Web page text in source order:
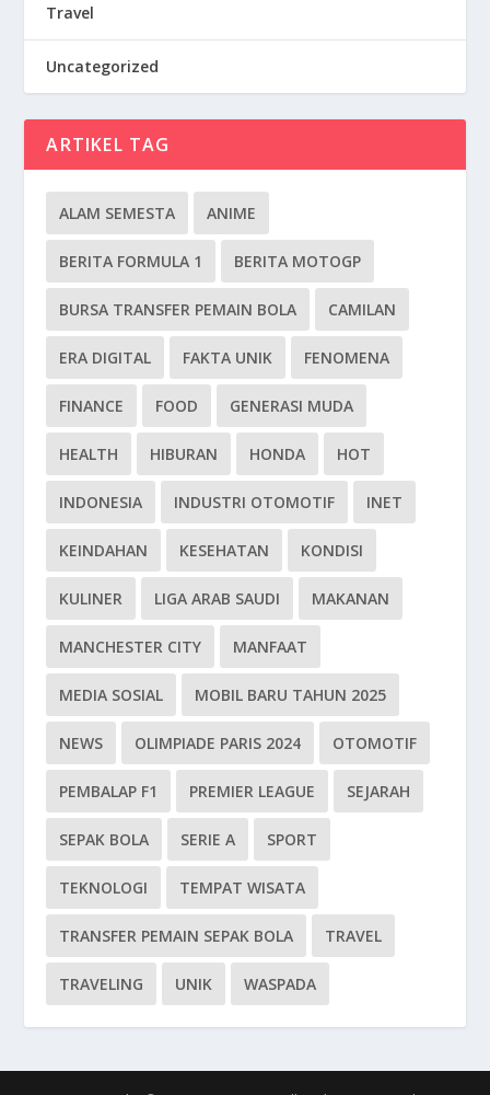
Travel
Uncategorized
ARTIKEL TAG
ALAM SEMESTA ANIME
BERITA FORMULA 1 BERITA MOTOGP
BURSA TRANSFER PEMAIN BOLA CAMILAN
ERA DIGITAL FAKTA UNIK FENOMENA
FINANCE FOOD GENERASI MUDA
HEALTH HIBURAN HONDA HOT
INDONESIA INDUSTRI OTOMOTIF INET
KEINDAHAN KESEHATAN KONDISI
KULINER LIGA ARAB SAUDI MAKANAN
MANCHESTER CITY MANFAAT
MEDIA SOSIAL MOBIL BARU TAHUN 2025
NEWS OLIMPIADE PARIS 2024 OTOMOTIF
PEMBALAP F1 PREMIER LEAGUE SEJARAH
SEPAK BOLA SERIE A SPORT
TEKNOLOGI TEMPAT WISATA
TRANSFER PEMAIN SEPAK BOLA TRAVEL
TRAVELING UNIK WASPADA